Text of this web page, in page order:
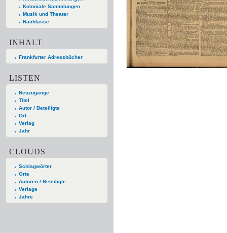
Koloniale Sammlungen
Musik und Theater
Nachlässe
INHALT
Frankfurter Adressbücher
LISTEN
Neuzugänge
Titel
Autor / Beteiligte
Ort
Verlag
Jahr
CLOUDS
Schlagwörter
Orte
Autoren / Beteiligte
Verlage
Jahre